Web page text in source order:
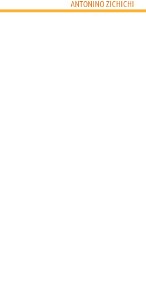
ANTONINO ZICHICHI